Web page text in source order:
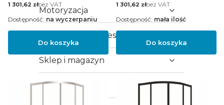
Motoryzacja
Kompresory i akcesoria
Sklep i magazyn
Sport i turystyka
Cena
1 301,62 złbez VAT
Do koszyka
Dostępność: na wyczerpaniu
Cena
1 301,62 złbez VAT
Do koszyka
Dostępność: mała ilość